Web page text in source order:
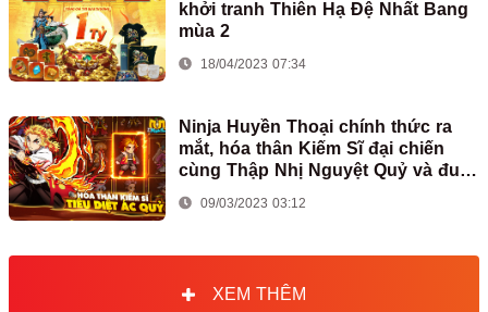
khởi tranh Thiên Hạ Đệ Nhất Bang
mùa 2
18/04/2023 07:34
Ninja Huyền Thoại chính thức ra
mắt, hóa thân Kiếm Sĩ đại chiến
cùng Thập Nhị Nguyệt Quỷ và đua
Top nhận iPhone14 Pro Max ngay
hôm nay!
09/03/2023 03:12
XEM THÊM